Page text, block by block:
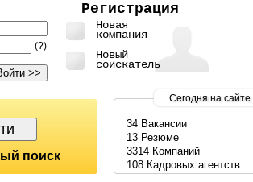
Регистрация
Новая
компания
Новый
соискатель
(?)
поиск
Сегодня на сайте
34 Вакансии
13 Резюме
3314 Компаний
108 Кадровых агентств